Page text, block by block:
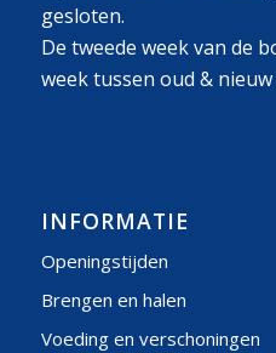
gesloten.
De tweede week van de
week tussen oud &
INFORMATIE
Openingstijden
Brengen en halen
Voeding en verschoningen